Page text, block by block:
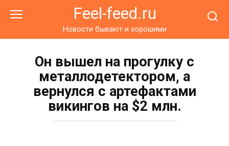
Feel-feed.ru
Новости бывают и хорошими
Он вышел на прогулку с
металлодетектором, а
вернулся с артефактами
викингов на $2 млн.